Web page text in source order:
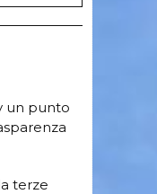
un punto
terze